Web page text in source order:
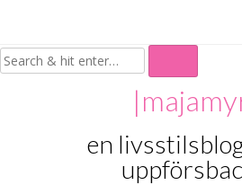
content
en